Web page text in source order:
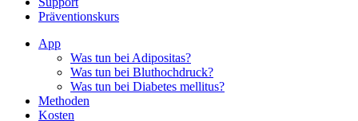
Präventionskurs
App
Was tun bei Adipositas?
Was tun bei Bluthochdruck?
Was tun bei Diabetes mellitus?
Methoden
Kosten